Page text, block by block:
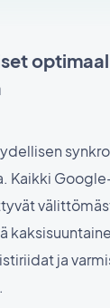
Kaikki
ja